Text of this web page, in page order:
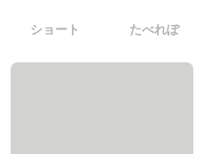
ショート たべれぽ